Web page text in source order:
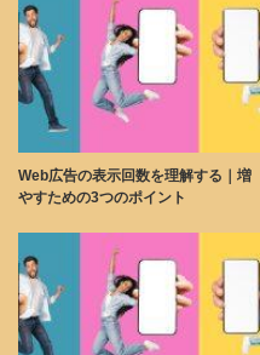
Web広告の表示回数を理解する｜増
やすための3つのポイント